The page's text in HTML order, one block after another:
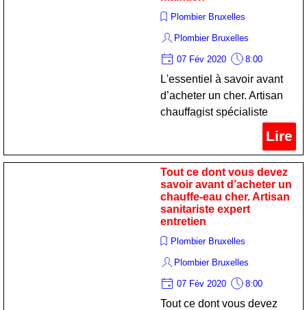
Plombier Bruxelles
Plombier Bruxelles
07 Fév 2020 8:00
L'essentiel à savoir avant
d’acheter un cher. Artisan
chauffagist spécialiste
l’acquisition d’un n’est pas
une chose qu’on fait trop
fréquemment. Si vous êtes
à la r
Lire
Tout ce dont vous devez
savoir avant d’acheter un
chauffe-eau cher. Artisan
sanitariste expert
entretien
Plombier Bruxelles
Plombier Bruxelles
07 Fév 2020 8:00
Tout ce dont vous devez